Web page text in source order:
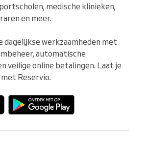
medische klinieken,
en meer.
dagelijkse werkzaamheden met
automatische
veilige online betalingen. Laat je
Reservio.